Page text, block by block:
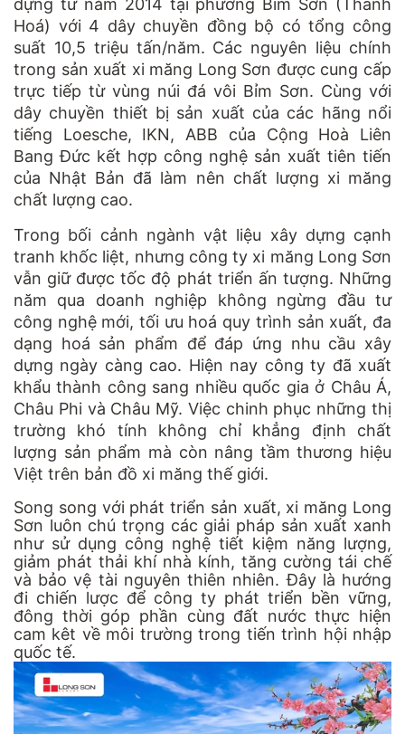
Hoá) với 4 dây chuyền đồng bộ có tổng công
suất 10,5 triệu tấn/năm. Các nguyên liệu chính
trong sản xuất xi măng Long Sơn được cung cấp
trực tiếp từ vùng núi đá vôi Bỉm Sơn. Cùng với
dây chuyền thiết bị sản xuất của các hãng nổi
tiếng Loesche, IKN, ABB của Cộng Hoà Liên
Bang Đức kết hợp công nghệ sản xuất tiên tiến
của Nhật Bản đã làm nên chất lượng xi măng
chất lượng cao.
Trong bối cảnh ngành vật liệu xây dựng cạnh
tranh khốc liệt, nhưng công ty xi măng Long Sơn
vẫn giữ được tốc độ phát triển ấn tượng. Những
năm qua doanh nghiệp không ngừng đầu tư
công nghệ mới, tối ưu hoá quy trình sản xuất, đa
dạng hoá sản phẩm để đáp ứng nhu cầu xây
dựng ngày càng cao. Hiện nay công ty đã xuất
khẩu thành công sang nhiều quốc gia ở Châu Á,
Châu Phi và Châu Mỹ. Việc chinh phục những thị
trường khó tính không chỉ khẳng định chất
lượng sản phẩm mà còn nâng tầm thương hiệu
Việt trên bản đồ xi măng thế giới.
Song song với phát triển sản xuất, xi măng Long
Sơn luôn chú trọng các giải pháp sản xuất xanh
như sử dụng công nghệ tiết kiệm năng lượng,
giảm phát thải khí nhà kính, tăng cường tái chế
và bảo vệ tài nguyên thiên nhiên. Đây là hướng
đi chiến lược để công ty phát triển bền vững,
đông thời góp phần cùng đất nước thực hiện
cam kêt về môi trường trong tiến trình hội nhập
quốc tế.